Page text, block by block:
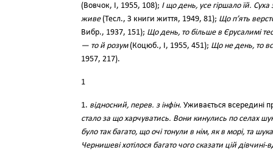
(Вовчок, І, 1955, 108); І що день, усе гіршало їй.
живе(Тесл., З книги життя, 1949, 81); Що п’ять
Вибр., 1937, 151); Що день, то більше в Єрусалимі
— то й розум(Коцюб., І, 1955, 451); Що не день, то
1957, 217).
1
1. відносний, перев. з інфін. Уживається всередині
стало за що харчуватись. Вони кинулись по селах
було так багато, що очі тонули в нім, як в морі, та
Чернишеві хотілося багато чого сказати цій дівчині-